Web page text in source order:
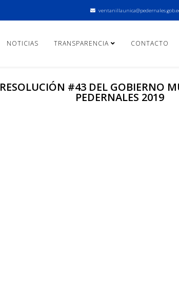
NOTICIAS TRANSPARENCIA CONTACTO
RESOLUCIÓN #43 DEL GOBIERNO
PEDERNALES 2019